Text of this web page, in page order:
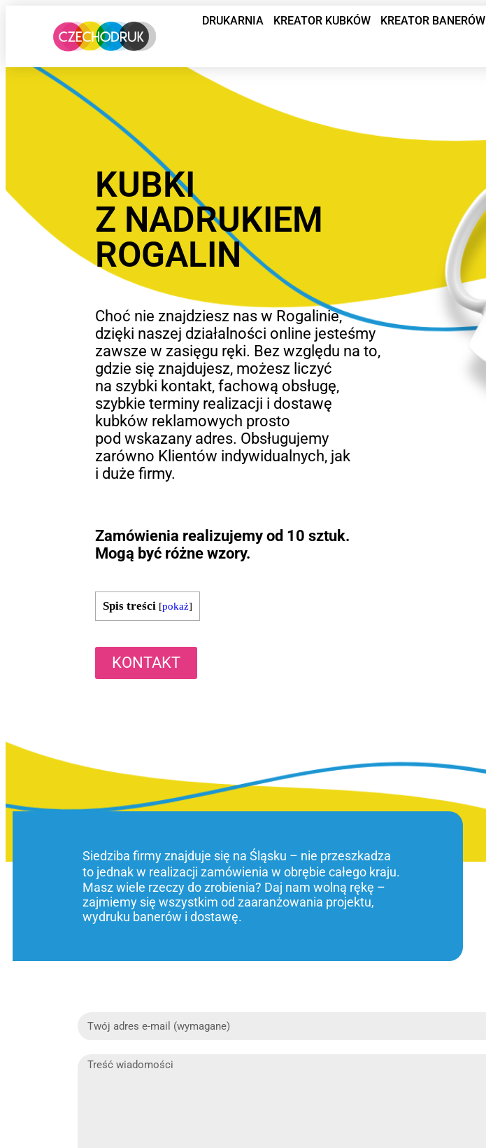
DRUKARNIA KREATOR KUBKÓW KREATOR BANERÓW
KUBKI
Z NADRUKIEM
ROGALIN
Choć nie znajdziesz nas w Rogalinie,
dzięki naszej działalności online jesteśmy
zawsze w zasięgu ręki. Bez względu na to,
gdzie się znajdujesz, możesz liczyć
na szybki kontakt, fachową obsługę,
szybkie terminy realizacji i dostawę
kubków reklamowych prosto
pod wskazany adres. Obsługujemy
zarówno Klientów indywidualnych, jak
i duże firmy.
Zamówienia realizujemy od 10 sztuk.
Mogą być różne wzory.
Spis treści [pokaż]
KONTAKT
Siedziba firmy znajduje się na Śląsku – nie przeszkadza
to jednak w realizacji zamówienia w obrębie całego kraju.
Masz wiele rzeczy do zrobienia? Daj nam wolną rękę –
zajmiemy się wszystkim od zaaranżowania projektu,
wydruku banerów i dostawę.